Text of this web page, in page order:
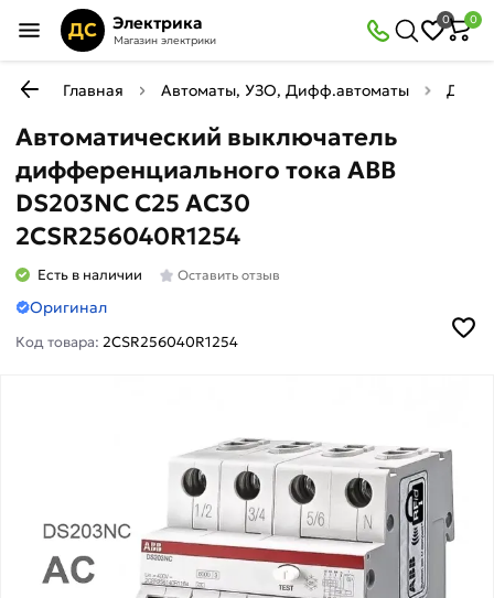
ДС Электрика
Магазин электрики
0 0
Главная Автоматы, УЗО, Дифф.автоматы
Автоматический выключатель
дифференциального тока ABB
DS203NC C25 AC30
2CSR256040R1254
Есть в наличии Оставить отзыв
Оригинал
Код товара:2CSR256040R1254